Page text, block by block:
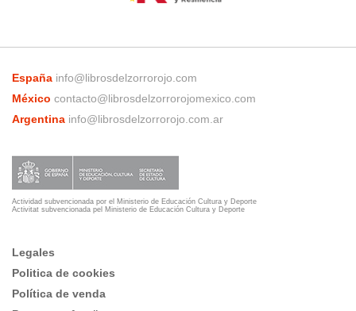
España info@librosdelzorrorojo.com
México contacto@librosdelzorrorojomexico.com
Argentina info@librosdelzorrorojo.com.ar
Actividad subvencionada por el Ministerio de Educación Cultura y Deporte
Activitat subvencionada pel Ministerio de Educación Cultura y Deporte
Legales
Politica de cookies
Política de venda